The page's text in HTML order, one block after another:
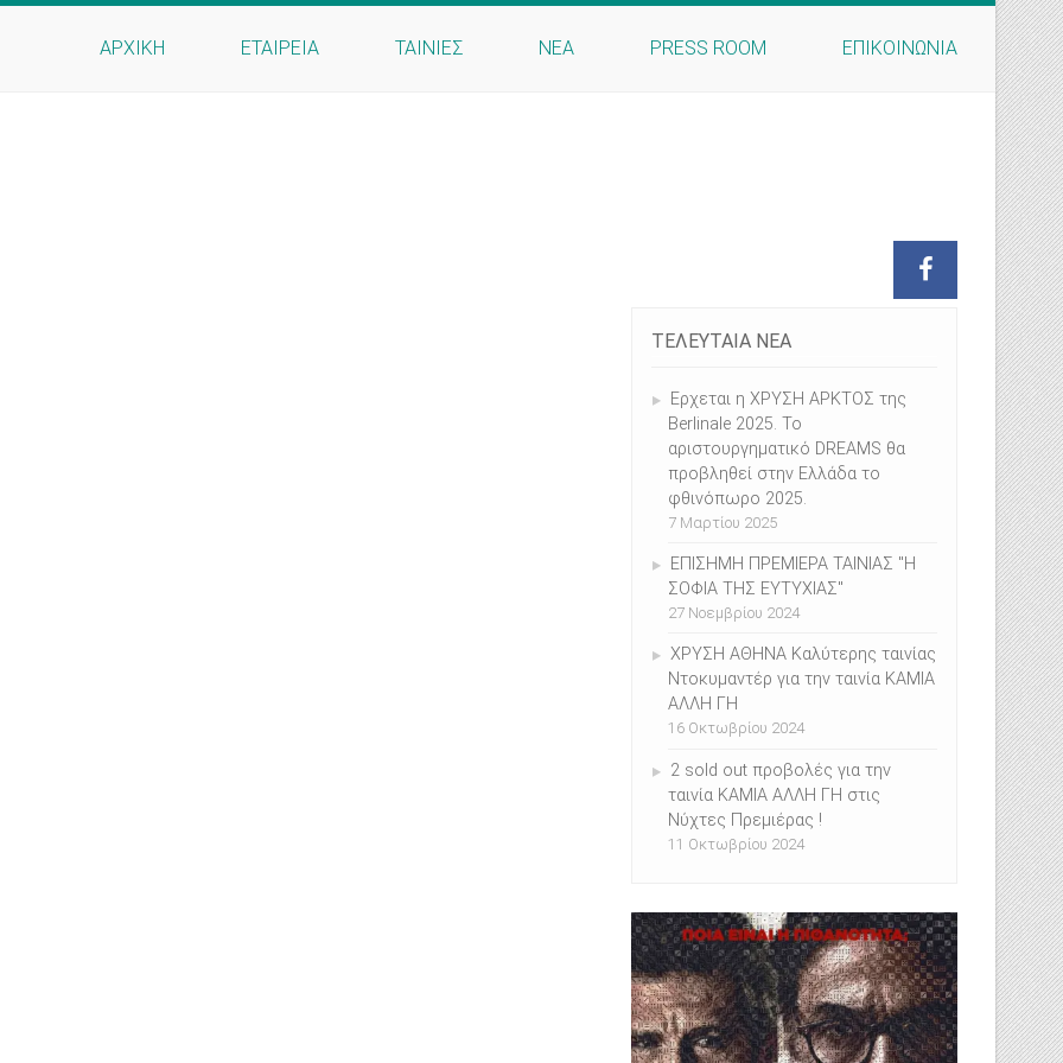
ΑΡΧΙΚΗ ΕΤΑΙΡΕΙΑ ΤΑΙΝΙΕΣ ΝΕΑ PRESS ROOM ΕΠΙΚΟΙΝΩΝΙΑ
ΤΕΛΕΥΤΑΙΑ ΝΕΑ
Ερχεται η ΧΡΥΣΗ ΑΡΚΤΟΣ της
Berlinale 2025. Το
αριστουργηματικό DREAMS θα
προβληθεί στην Ελλάδα το
φθινόπωρο 2025.
7 Μαρτίου 2025
ΕΠΙΣHMH ΠΡΕΜΙΕΡΑ ΤΑΙΝΙΑΣ "Η
ΣΟΦΙΑ ΤΗΣ ΕΥΤΥΧΙΑΣ"
27 Νοεμβρίου 2024
ΧΡΥΣΗ ΑΘΗΝΑ Καλύτερης ταινίας
Ντοκυμαντέρ για την ταινία ΚΑΜΙΑ
ΑΛΛΗ ΓΗ
16 Οκτωβρίου 2024
2 sold out προβολές για την
ταινία ΚΑΜΙΑ ΑΛΛΗ ΓΗ στις
Νύχτες Πρεμιέρας !
11 Οκτωβρίου 2024